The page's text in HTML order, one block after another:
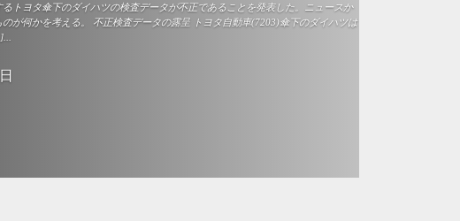
トヨタ傘下のダイハツの検査データが不正であることを発表した。ニュースか
のが何かを考える。 不正検査データの露呈 トヨタ自動車(7203)傘下のダイハツは